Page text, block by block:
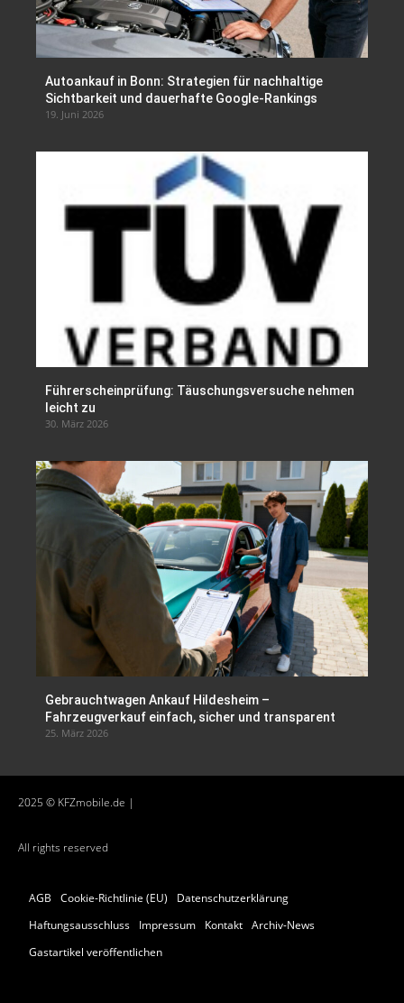
Autoankauf in Bonn: Strategien für nachhaltige
Sichtbarkeit und dauerhafte Google-Rankings
19. Juni 2026
Führerscheinprüfung: Täuschungsversuche nehmen
leicht zu
30. März 2026
Gebrauchtwagen Ankauf Hildesheim –
Fahrzeugverkauf einfach, sicher und transparent
25. März 2026
2025 © KFZmobile.de |
All rights reserved
AGB Cookie-Richtlinie (EU)
Datenschutzerklärung
Haftungsausschluss
Impressum Kontakt Archiv-News
Gastartikel veröffentlichen